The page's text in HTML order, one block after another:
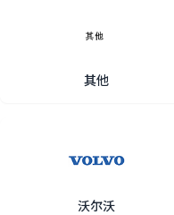
其他
沃尔沃